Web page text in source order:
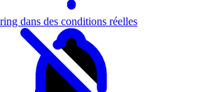
dans des conditions réelles